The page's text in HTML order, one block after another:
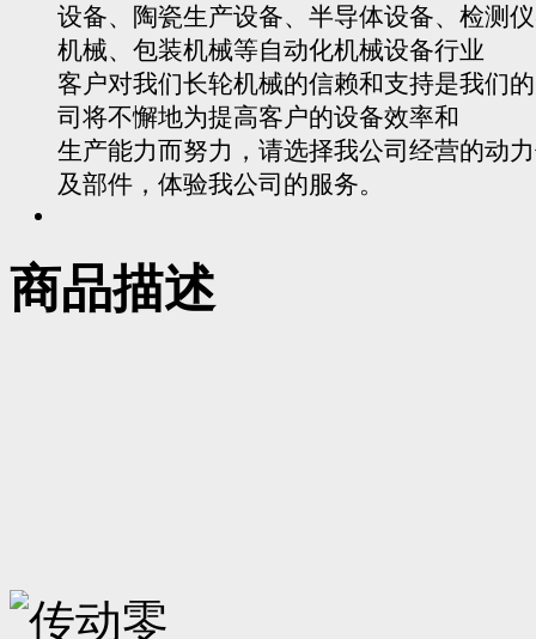
设备、陶瓷生产设备、半导体设备、检测
机械、包装机械等自动化机械设备行业
客户对我们长轮机械的信赖和支持是我们
司将不懈地为提高客户的设备效率和
生产能力而努力，请选择我公司经营的动
及部件，体验我公司的服务。
商品描述